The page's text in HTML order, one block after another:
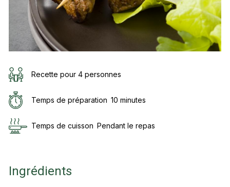
Recette pour 4 personnes
Temps de préparation 10 minutes
Temps de cuisson Pendant le repas
Ingrédients